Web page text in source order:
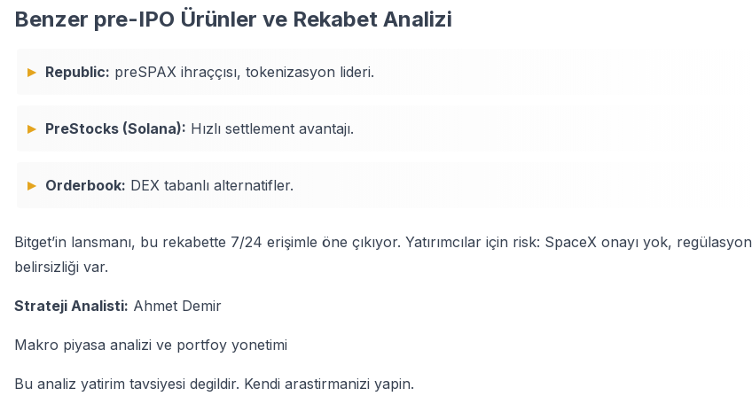
Benzer pre-IPO Ürünler ve Rekabet Analizi
Republic: preSPAX ihraççısı, tokenizasyon lideri.
PreStocks (Solana): Hızlı settlement avantajı.
Orderbook: DEX tabanlı alternatifler.
Bitget’in lansmanı, bu rekabette 7/24 erişimle öne çıkıyor. Yatırımcılar için risk: SpaceX onayı yok, regülasyon
belirsizliği var.
Strateji Analisti: Ahmet Demir
Makro piyasa analizi ve portfoy yonetimi
Bu analiz yatirim tavsiyesi degildir. Kendi arastirmanizi yapin.